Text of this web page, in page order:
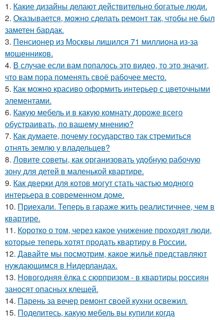
1. Какие дизайны делают действительно богатые люди.
2. Оказывается, можно сделать ремонт так, чтобы не был
заметен бардак.
3. Пенсионер из Москвы лишился 71 миллиона из-за
мошенников.
4. В случае если вам попалось это видео, то это значит,
что вам пора поменять своё рабочее место.
5. Как можно красиво оформить интерьер с цветочными
элементами.
6. Какую мебель и в какую комнату дороже всего
обустраивать, по вашему мнению?
7. Как думаете, почему государство так стремиться
отнять землю у владельцев?
8. Ловите советы, как организовать удобную рабочую
зону для детей в маленькой квартире.
9. Как дверки для котов могут стать частью модного
интерьера в современном доме.
10. Приехали. Теперь в гараже жить реалистичнее, чем в
квартире.
11. Коротко о том, через какое унижение проходят люди,
которые теперь хотят продать квартиру в России.
12. Давайте мы посмотрим, какое жильё представляют
нуждающимся в Нидерландах.
13. Новогодняя ёлка с сюрпризом - в квартиры россиян
заносят опасных клещей.
14. Парень за вечер ремонт своей кухни освежил.
15. Поделитесь, какую мебель вы купили когда